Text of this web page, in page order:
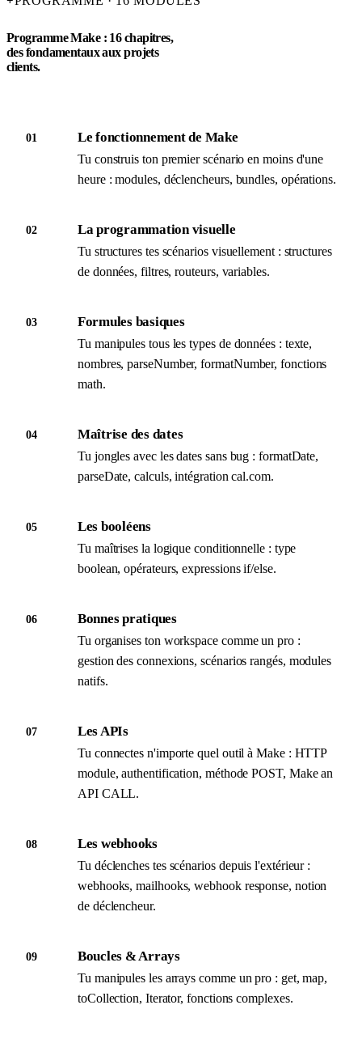
Programme Make : 16 chapitres,
des fondamentaux aux projets
clients.
01 Le fonctionnement de Make
Tu construis ton premier scénario en moins d'une
heure : modules, déclencheurs, bundles, opérations.
02 La programmation visuelle
Tu structures tes scénarios visuellement : structures
de données, filtres, routeurs, variables.
03 Formules basiques
Tu manipules tous les types de données : texte,
nombres, parseNumber, formatNumber, fonctions
math.
04 Maîtrise des dates
Tu jongles avec les dates sans bug : formatDate,
parseDate, calculs, intégration cal.com.
05 Les booléens
Tu maîtrises la logique conditionnelle : type
boolean, opérateurs, expressions if/else.
06 Bonnes pratiques
Tu organises ton workspace comme un pro :
gestion des connexions, scénarios rangés, modules
natifs.
07 Les APIs
Tu connectes n'importe quel outil à Make : HTTP
module, authentification, méthode POST, Make an
API CALL.
08 Les webhooks
Tu déclenches tes scénarios depuis l'extérieur :
webhooks, mailhooks, webhook response, notion
de déclencheur.
09 Boucles & Arrays
Tu manipules les arrays comme un pro : get, map,
toCollection, Iterator, fonctions complexes.